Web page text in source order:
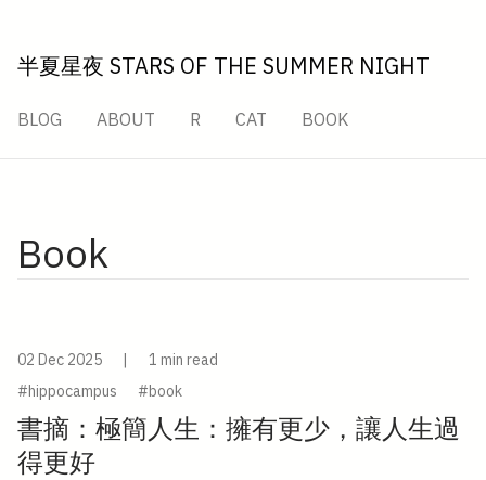
半夏星夜 STARS OF THE SUMMER NIGHT
BLOG ABOUT R CAT BOOK
Book
02 Dec 2025 |
1 min read
#hippocampus
#book
書摘：極簡人生：擁有更少，讓人生過
得更好